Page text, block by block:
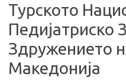
Турското
Педијатриско
Здружението
Македонија